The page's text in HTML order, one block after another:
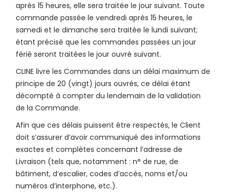
après 15 heures, elle sera traitée le jour suivant. Toute
commande passée le vendredi après 15 heures, le
samedi et le dimanche sera traitée le lundi suivant;
étant précisé que les commandes passées un jour
férié seront traitées le jour ouvré suivant.
CLINE livre les Commandes dans un délai maximum de
principe de 20 (vingt) jours ouvrés, ce délai étant
décompté à compter du lendemain de la validation
de la Commande.
Afin que ces délais puissent être respectés, le Client
doit s’assurer d’avoir communiqué des informations
exactes et complètes concernant l’adresse de
Livraison (tels que, notamment : n° de rue, de
bâtiment, d’escalier, codes d’accès, noms et/ou
numéros d’interphone, etc.).